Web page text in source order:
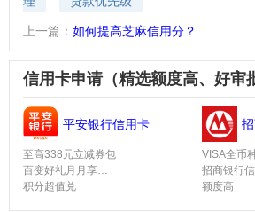
上一篇： 如何提高芝麻信用分？
信用卡申请（精选额度高、好审
平安银行信用卡
至高338元立减券包
百变好礼月月享
积分超值兑
VISA全币
招商银行
额度高